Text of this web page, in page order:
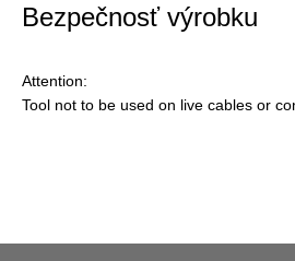
Bezpečnosť výrobku
Attention:
Tool not to be used on live cables or